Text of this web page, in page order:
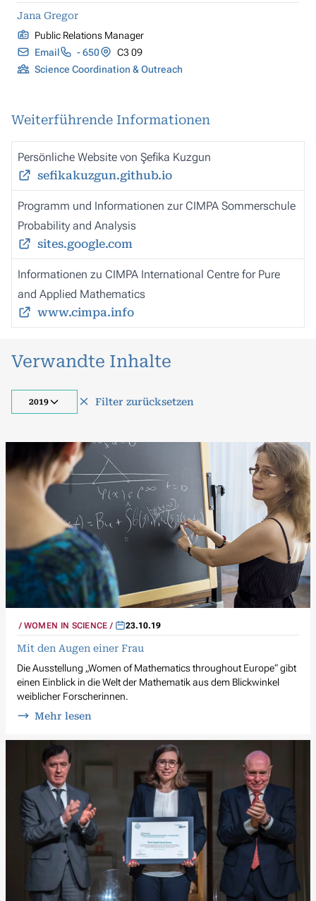
Jana Gregor
Public Relations Manager
Email
- 650
C3 09
Science Coordination & Outreach
Weiterführende Informationen
Persönliche Website von Şefika Kuzgun
sefikakuzgun.github.io
Programm und Informationen zur CIMPA Sommerschule
Probability and Analysis
sites.google.com
Informationen zu CIMPA International Centre for Pure
and Applied Mathematics
www.cimpa.info
Verwandte Inhalte
2019 Filter zurücksetzen
WOMEN IN SCIENCE 23.10.19
Mit den Augen einer Frau
Die Ausstellung „Women of Mathematics throughout Europe“ gibt
einen Einblick in die Welt der Mathematik aus dem Blickwinkel
weiblicher Forscherinnen.
Mehr lesen